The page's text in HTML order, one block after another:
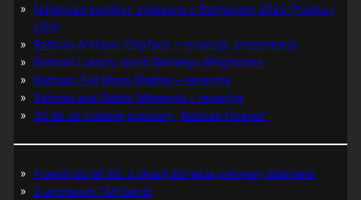
Najlepsze komiksy związane z Batmanem 2025 (Polska i
USA)
Batman Arkham: Clayface – recenzja, prezentacja
Batman i ukryty skarb Berniego Wrightsona
Batman: Full Moon (Pełnia) – recenzja
Batman and Robin: Memento – recenzja
30 lat od polskiej premiery „Batman Forever”
Powrót do lat 60. z okazji 60-lecia premiery Batmana
Z archiwum TM-Semic